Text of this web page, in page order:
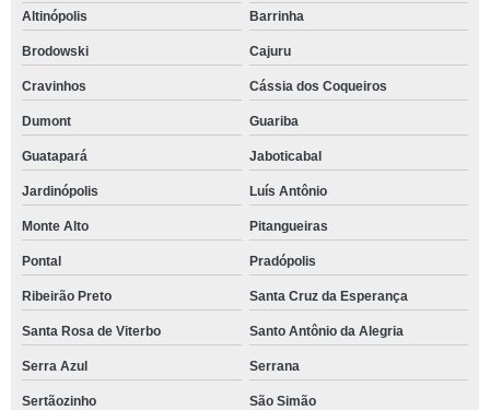
Altinópolis Barrinha
Brodowski Cajuru
Cravinhos Cássia dos Coqueiros
Dumont Guariba
Guatapará Jaboticabal
Jardinópolis Luís Antônio
Monte Alto Pitangueiras
Pontal Pradópolis
Ribeirão Preto Santa Cruz da Esperança
Santa Rosa de Viterbo Santo Antônio da Alegria
Serra Azul Serrana
Sertãozinho São Simão